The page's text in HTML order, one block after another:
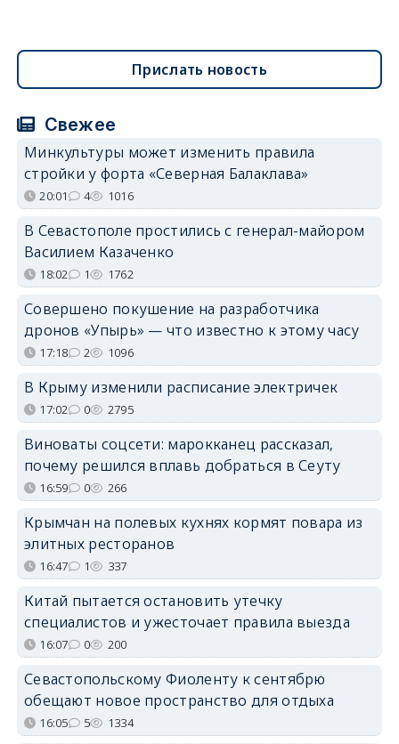
Прислать новость
Свежее
Минкультуры может изменить правила
стройки у форта «Северная Балаклава»
20:01 4 1016
В Севастополе простились с генерал-майором
Василием Казаченко
18:02 1 1762
Совершено покушение на разработчика
дронов «Упырь» — что известно к этому часу
17:18 2 1096
В Крыму изменили расписание электричек
17:02 0 2795
Виноваты соцсети: марокканец рассказал,
почему решился вплавь добраться в Сеуту
16:59 0 266
Крымчан на полевых кухнях кормят повара из
элитных ресторанов
16:47 1 337
Китай пытается остановить утечку
специалистов и ужесточает правила выезда
16:07 0 200
Севастопольскому Фиоленту к сентябрю
обещают новое пространство для отдыха
16:05 5 1334